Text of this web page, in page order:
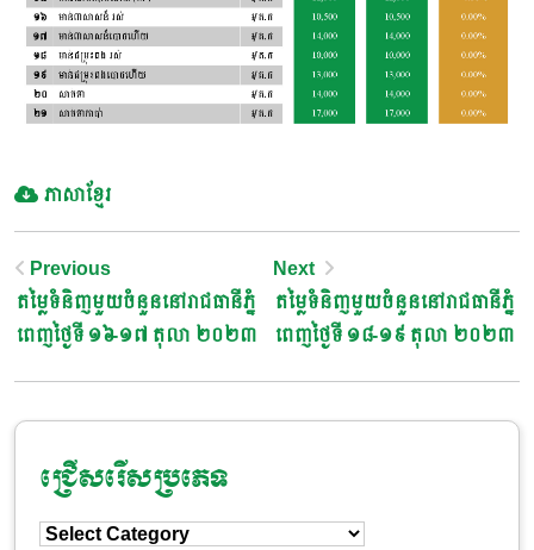
ភាសាខ្មែរ
Post
Navigation
Previous
តម្លៃទំនិញមួយចំនួននៅរាជធានីភ្នំ
ពេញថ្ងៃទី ១៦-១៧ តុលា ២០២៣
Next
តម្លៃទំនិញមួយចំនួននៅរាជធានីភ្នំ
ពេញថ្ងៃទី ១៨-១៩ តុលា ២០២៣
ជ្រើសរើសប្រភេទ
ជ្រើសរើស